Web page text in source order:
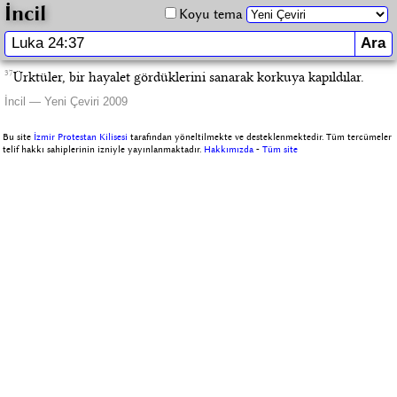
İncil Koyu tema
37Ürktüler, bir hayalet gördüklerini sanarak korkuya kapıldılar.
İncil — Yeni Çeviri 2009
Bu site İzmir Protestan Kilisesi tarafından yöneltilmekte ve desteklenmektedir. Tüm tercümeler
telif hakkı sahiplerinin izniyle yayınlanmaktadır. Hakkımızda -Tüm site